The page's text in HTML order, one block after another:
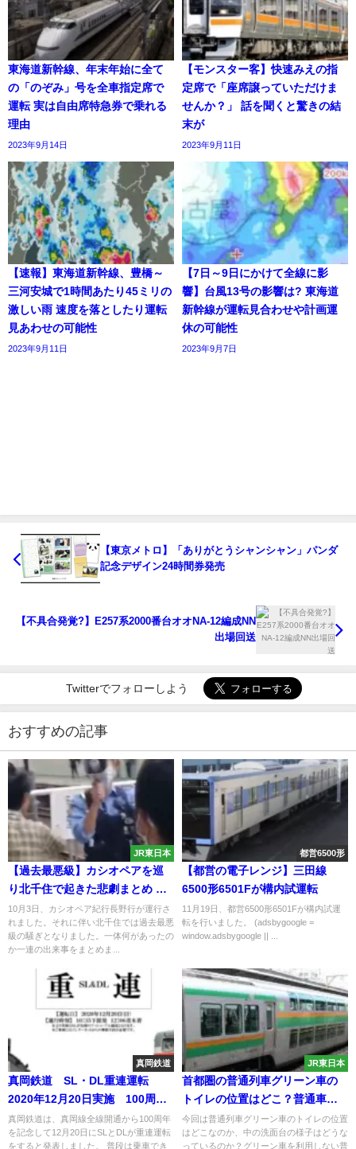
東海道新幹線、年末年始に全て
の「のぞみ」号を全車指定席で
運転 実は自由席特急券で乗れる
理由
2023年9月14日
【モンスター客】快速みえの指
定席で「座席譲っていただけま
せんか？」 話を聞くと驚きの結
末が
2023年9月11日
【速報】東海道新幹線、豊橋～
三河安城で1時間あたり45ミリの
激しい雨 速度を落としたり運転
見あわせの可能性
2023年9月11日
【7日～9日にかけて全線に影
響】台風13号の影響は? 東海道
新幹線が運転見合わせや計画運
休の可能性
2023年9月7日
【東京メトロ】「ありがとうシャンシャン」パンダ
記念デザイン24時間券発売
【不具合発覚?】E257系2000番台オオNA-12編成NN
出場回送
Twitterでフォローしよう
おすすめの記事
JR東日本
【過去最悪級】カシオペアを巡
り北千住で起きた悲劇まとめ 警
察が異例の呼び掛けをするも心
には届かず暴言
10月3日、カシオペア紀行長野行が運行さ
れました。それに伴い北千住では過去最悪
級の騒ぎとなりました。一体何があったの
か一連の出来事をまとめま...
都営6500形
【都営の電子レンジ】三田線
6500形6501Fが構内試運転
11月19日、都営6500形6501Fが構内試運
転を行いました。 (adsbygoogle =
window.adsbygoogle || ...
真岡鉄道
真岡鉄道 SL・DL重連運転
2020年12月20日実施 100周年
記念
真岡鉄道は、真岡線全線開通から100周年
を記念して12月20日にSLとDLが重連運転
をすると発表しました。 普段は乗車でき
JR東日本
首都圏の普通列車グリーン車の
トイレの位置はどこ？普通車利
用客が使うのはOK？NG？湘南
新宿ライン・東海道線などは？
今回は普通列車グリーン車のトイレの位置
はどこなのか、中の洗面台の様子はどうな
っているのか？グリーン車を利用しない普